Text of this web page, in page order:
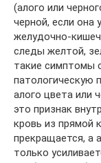
(алого или
черной, если она
желудочно-
следы желтой,
такие симптомы
патологическую
алого цвета или
это признак
кровь из прямой
прекращается, а
только